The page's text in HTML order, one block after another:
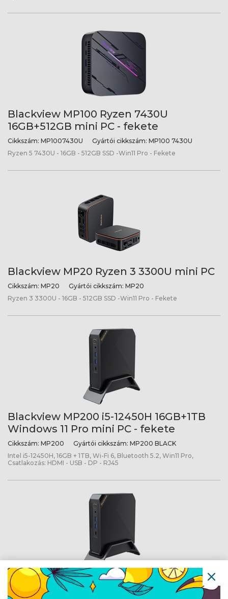
Blackview MP100 Ryzen 7430U
16GB+512GB mini PC - fekete
Cikkszám: MP1007430U Gyártói cikkszám: MP100 7430U
Ryzen 5 7430U - 16GB - 512GB SSD -Win11 Pro - Fekete
Blackview MP20 Ryzen 3 3300U mini PC
Cikkszám: MP20 Gyártói cikkszám: MP20
Ryzen 3 3300U - 16GB - 512GB SSD -Win11 Pro - Fekete
Blackview MP200 i5-12450H 16GB+1TB
Windows 11 Pro mini PC - fekete
Cikkszám: MP200 Gyártói cikkszám: MP200 BLACK
Intel i5-12450H, 16GB + 1TB, Wi-Fi 6, Bluetooth 5.2, Win11 Pro,
Csatlakozás: HDMI - USB - DP - RJ45
Blackview MP200 i5-12450H 16GB+1TB
Windows 11 Pro mini PC - fekete -